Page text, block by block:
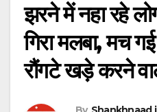
झरने में नहा रहे
गिरा मलबा, मच
रौंगटे खड़े करने